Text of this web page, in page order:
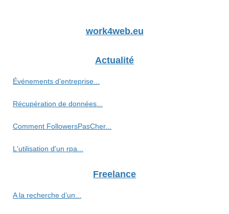
work4web.eu
Actualité
Événements d’entreprise...
Récupération de données...
Comment FollowersPasCher...
L'utilisation d'un rpa...
Freelance
A la recherche d’un...